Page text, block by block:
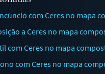
com Ceres no mapa
a Ceres no mapa
com Ceres no mapa
com Ceres no mapa